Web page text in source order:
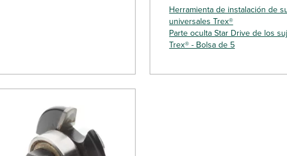
Herramienta de instalación de
universales Trex®
Parte oculta Star Drive de los
Trex® - Bolsa de 5